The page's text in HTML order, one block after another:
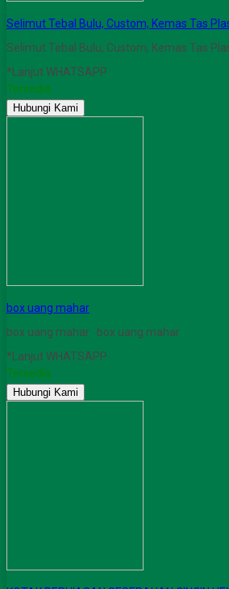
Selimut Tebal Bulu, Custom, Kemas Tas
Selimut Tebal Bulu, Custom, Kemas Tas
*Lanjut WHATSAPP
Tersedia
Hubungi Kami
box uang mahar
box uang mahar box uang mahar
*Lanjut WHATSAPP
Tersedia
Hubungi Kami